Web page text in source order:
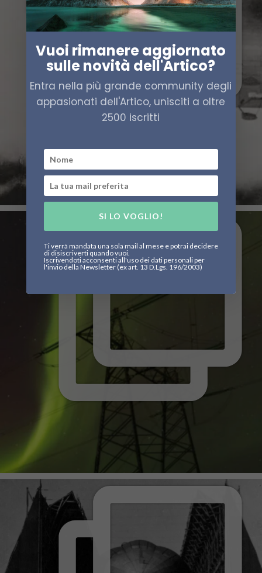
Vuoi rimanere aggiornato
sulle novità dell'Artico?
Entra nella più grande community degli
appasionati dell'Artico, unisciti a oltre
2500 iscritti
SI LO VOGLIO!
Ti verrà mandata una sola mail al mese e potrai decidere
di disiscriverti quando vuoi.
Iscrivendoti acconsenti all'uso dei dati personali per
l'invio della Newsletter (ex art. 13 D.Lgs. 196/2003)